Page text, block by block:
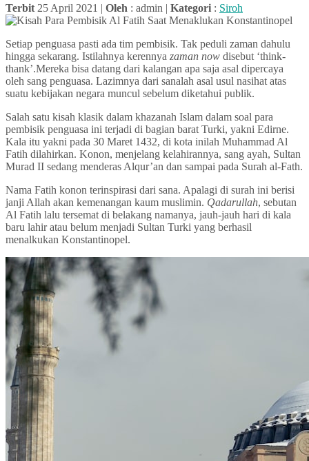
Terbit 25 April 2021 | Oleh : admin | Kategori : Siroh
Setiap penguasa pasti ada tim pembisik. Tak peduli zaman dahulu
hingga sekarang. Istilahnya kerennya zaman now disebut ‘think-
thank’.Mereka bisa datang dari kalangan apa saja asal dipercaya
oleh sang penguasa. Lazimnya dari sanalah asal usul nasihat atas
suatu kebijakan negara muncul sebelum diketahui publik.
Salah satu kisah klasik dalam khazanah Islam dalam soal para
pembisik penguasa ini terjadi di bagian barat Turki, yakni Edirne.
Kala itu yakni pada 30 Maret 1432, di kota inilah Muhammad Al
Fatih dilahirkan. Konon, menjelang kelahirannya, sang ayah, Sultan
Murad II sedang menderas Alqur’an dan sampai pada Surah al-Fath.
Nama Fatih konon terinspirasi dari sana. Apalagi di surah ini berisi
janji Allah akan kemenangan kaum muslimin. Qadarullah, sebutan
Al Fatih lalu tersemat di belakang namanya, jauh-jauh hari di kala
baru lahir atau belum menjadi Sultan Turki yang berhasil
menalkukan Konstantinopel.